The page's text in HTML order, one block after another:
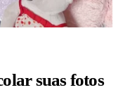
suas fotos